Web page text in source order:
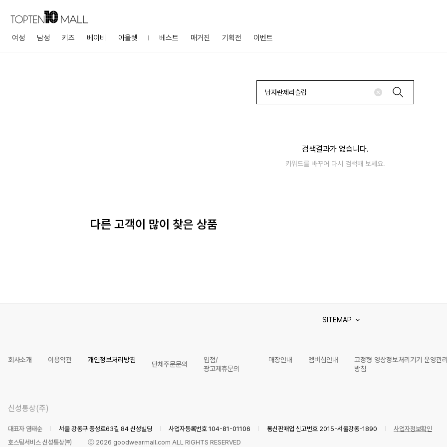
여성 남성 키즈 베이비 아울렛 베스트 매거진 기획전 이벤트
검색결과가 없습니다.
키워드를 바꾸어 다시 검색해 보세요.
다른 고객이 많이 찾은 상품
SITEMAP
회사소개 이용약관 개인정보처리방침
단체주문문의
입점/
광고제휴문의
매장안내 멤버십안내
고정형 영상정보처리기기 운영관리
방침
신성통상(주)
대표자 염태순 서울 강동구 풍성로63길 84 신성빌딩 사업자등록번호 104-81-01106 통신판매업 신고번호 2015-서울강동-1890 사업자정보확인
호스팅서비스 신성통상㈜
ⓒ 2026 goodwearmall.com ALL RIGHTS RESERVED